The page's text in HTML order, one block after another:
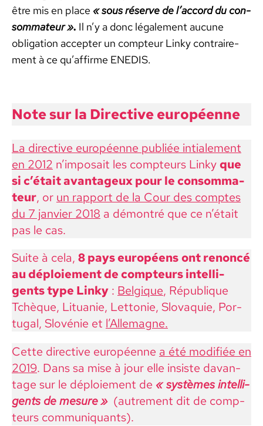
être mis en place« sous réserve de l’ac­cord du con­
som­ma­teur ». Il n’y a donc légale­ment aucune
oblig­a­tion accepter un comp­teur Linky con­traire­
ment à ce qu’af­firme ENEDIS.
Note sur la Direc­tive européenne
La direc­tive européenne pub­liée intiale­ment
en 2012 n’imposait les comp­teurs Linkyque
si c’était avan­tageux pour le con­som­ma­
teur, or un rap­port de la Cour des comptes
du 7 jan­vi­er 2018 a démon­tré que ce n’é­tait
pas le cas.
Suite à cela, 8 pays européensont renon­cé
au déploiement de comp­teurs intel­li­
gents type Linky : Bel­gique, République
Tchèque, Litu­anie, Let­tonie, Slo­vaquie, Por­
tu­gal, Slovénie et l’Allemagne.
Cette direc­tive européenne a été mod­i­fiée en
2019. Dans sa mise à jour elle insiste davan­
tage sur le déploiement de «sys­tèmes intel­li­
gents de mesure»(autrement dit de comp­
teurs com­mu­ni­quants).